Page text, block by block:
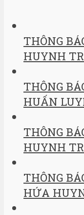
THÔNG
HUYNH
THÔNG
HUẤN
THÔNG
HUYNH
THÔNG
HỨA